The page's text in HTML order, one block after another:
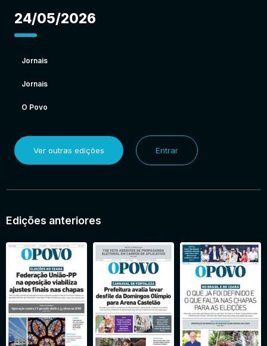
24/05/2026
Jornais
Jornais
O Povo
Ver outras edições Entrar
Edições anteriores